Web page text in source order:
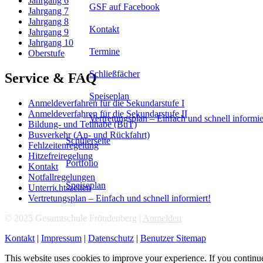
GSF auf Facebook
Kontakt
Termine
Schließfächer
Speiseplan
Vertretungsplan – Einfach und schnell
Schülerseite
Portfolio
Speiseplan
Jahrgang 7
Jahrgang 8
Jahrgang 9
Jahrgang 10
Oberstufe
Service & FAQ
Anmeldeverfahren für die Sekundarstufe I
Anmeldeverfahren für die Sekundarstufe II
Bildung- und Teilhabe (BuT)
Busverkehr (An- und Rückfahrt)
Fehlzeitenregelung
Hitzefreiregelung
Kontakt
Notfallregelungen
Unterrichtszeiten
Vertretungsplan – Einfach und schnell informiert!
© 2025 Gesamtschule Fröndenberg | Anmelden
Kontakt | Impressum | Datenschutz | Benutzer Sitemap
This website uses cookies to improve your experience. If you